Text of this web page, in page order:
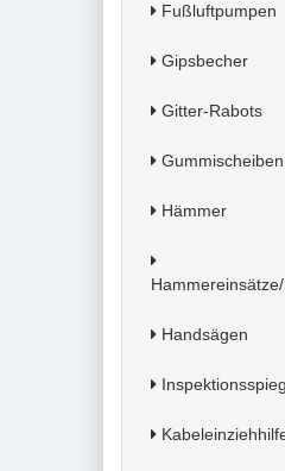
Fußluftpumpen
Gipsbecher
Gitter-Rabots
Gummischeiben
Hämmer
Handsägen